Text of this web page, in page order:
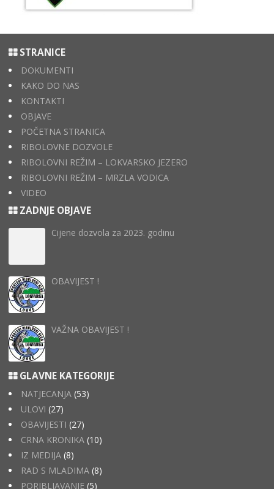
STRANICE
DOKUMENTI
KAKO DO NAS
KONTAKTI
OBJAVE
POČETNA STRANICA
RIBOLOVNE DOZVOLE
RIBOLOVNI REŽIM – LOKVARSKO JEZERO
RIBOLOVNI REŽIM – MRZLA VODICA
VIDEO
ZADNJE OBJAVE
Cijene dozvola za 2023. godinu
OBAVIJEST !
VAŽNA OBAVIJEST !
GLAVNE KATEGORIJE
NATJECANJA (53)
ULOVI (27)
OBAVIJESTI (27)
CRNA KRONIKA (10)
IZ MEDIJA (8)
RAD S MLADIMA (8)
PORIBLJAVANJE (5)